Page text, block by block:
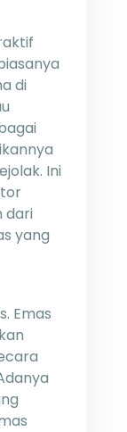
di
Ini
dari
yang
Emas